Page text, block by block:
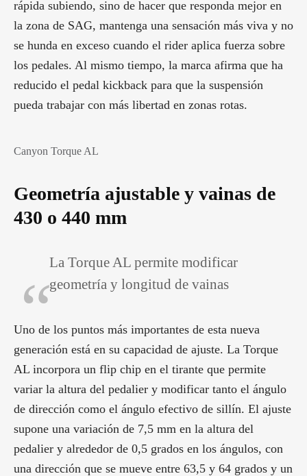
rápida subiendo, sino de hacer que responda mejor en
la zona de SAG, mantenga una sensación más viva y no
se hunda en exceso cuando el rider aplica fuerza sobre
los pedales. Al mismo tiempo, la marca afirma que ha
reducido el pedal kickback para que la suspensión
pueda trabajar con más libertad en zonas rotas.
Canyon Torque AL
Geometría ajustable y vainas de
430 o 440 mm
La Torque AL permite modificar
geometría y longitud de vainas
Uno de los puntos más importantes de esta nueva
generación está en su capacidad de ajuste. La Torque
AL incorpora un flip chip en el tirante que permite
variar la altura del pedalier y modificar tanto el ángulo
de dirección como el ángulo efectivo de sillín. El ajuste
supone una variación de 7,5 mm en la altura del
pedalier y alrededor de 0,5 grados en los ángulos, con
una dirección que se mueve entre 63,5 y 64 grados y un